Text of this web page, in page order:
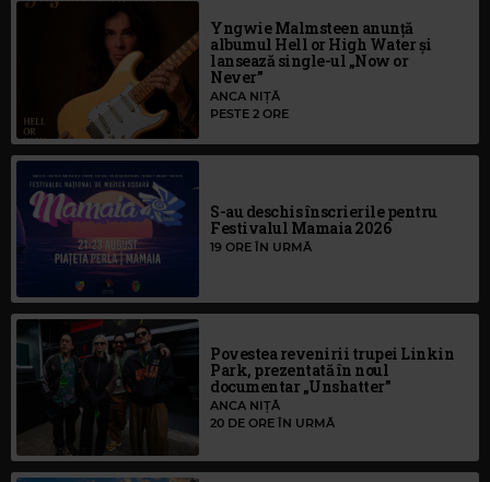
Yngwie Malmsteen anunță
albumul Hell or High Water și
lansează single-ul „Now or
Never”
ANCA NIȚĂ
PESTE 2 ORE
S-au deschis înscrierile pentru
Festivalul Mamaia 2026
19 ORE ÎN URMĂ
Povestea revenirii trupei Linkin
Park, prezentată în noul
documentar „Unshatter”
ANCA NIȚĂ
20 DE ORE ÎN URMĂ